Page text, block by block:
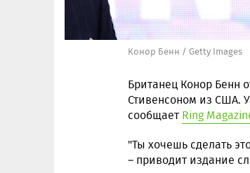
Конор Бенн / Getty Images
Британец Конор Бенн
Стивенсоном из США.
сообщает Ring
"Ты хочешь сделать
– приводит издание